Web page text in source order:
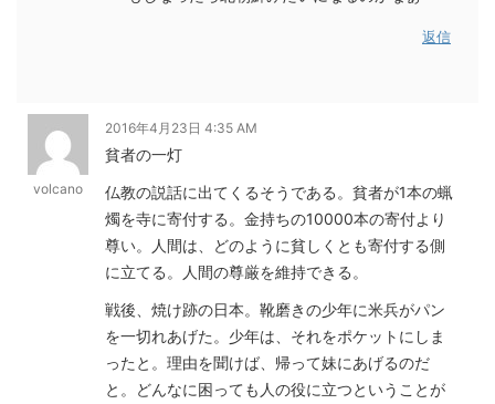
返信
volcano
2016年4月23日 4:35 AM
貧者の一灯
仏教の説話に出てくるそうである。貧者が1本の蝋
燭を寺に寄付する。金持ちの10000本の寄付より
尊い。人間は、どのように貧しくとも寄付する側
に立てる。人間の尊厳を維持できる。
戦後、焼け跡の日本。靴磨きの少年に米兵がパン
を一切れあげた。少年は、それをポケットにしま
ったと。理由を聞けば、帰って妹にあげるのだ
と。どんなに困っても人の役に立つということが